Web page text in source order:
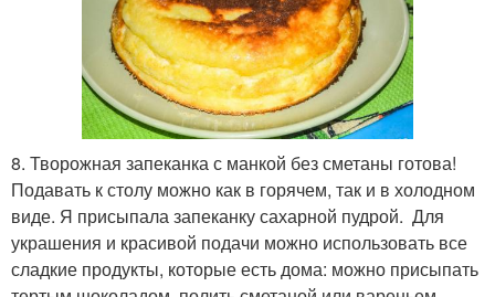
8. Творожная запеканка с манкой без сметаны готова!
Подавать к столу можно как в горячем, так и в холодном
виде. Я присыпала запеканку сахарной пудрой. Для
украшения и красивой подачи можно использовать все
сладкие продукты, которые есть дома: можно присыпать